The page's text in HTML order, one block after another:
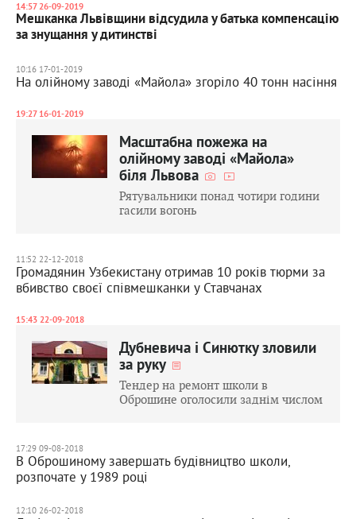
14:57 26-09-2019
Мешканка Львівщини відсудила у батька компенсацію
за знущання у дитинстві
10:16 17-01-2019
На олійному заводі «Майола» згоріло 40 тонн насіння
19:27 16-01-2019
Масштабна пожежа на
олійному заводі «Майола»
біля Львова
Рятувальники понад чотири години
гасили вогонь
11:52 22-12-2018
Громадянин Узбекистану отримав 10 років тюрми за
вбивство своєї співмешканки у Ставчанах
15:43 22-09-2018
Дубневича і Синютку зловили
за руку
Тендер на ремонт школи в
Оброшине оголосили заднім числом
17:29 09-08-2018
В Оброшиному завершать будівництво школи,
розпочате у 1989 році
12:10 26-02-2018